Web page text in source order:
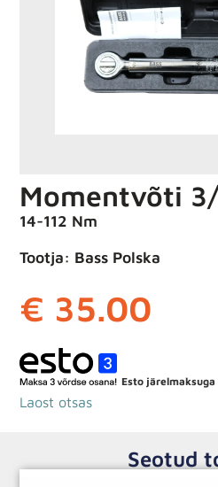
Momentvõti
14-112 Nm
Tootja: Bass Polska
€ 35.00
Esto järelmaksuga
Laost otsas
Seotud